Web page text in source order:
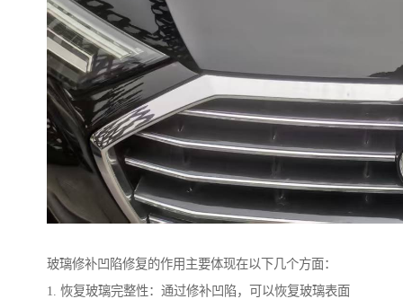
玻璃修补凹陷修复的作用主要体现在以下几个方面：
1. 恢复玻璃完整性：通过修补凹陷，可以恢复玻璃表面